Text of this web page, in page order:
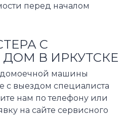
перед началом
С
В ИРКУТСКЕ
машины
с выездом специалиста
нам по телефону или
на сайте сервисного